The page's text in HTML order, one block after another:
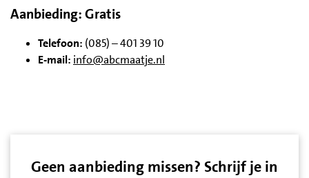
Aanbieding:Gratis
Telefoon: (085) – 401 39 10
E-mail: info@abcmaatje.nl
Geen aanbieding missen? Schrijf je in